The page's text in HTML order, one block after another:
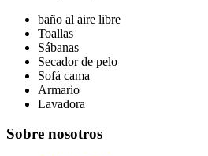
baño al aire libre
Toallas
Sábanas
Secador de pelo
Sofá cama
Armario
Lavadora
Sobre nosotros